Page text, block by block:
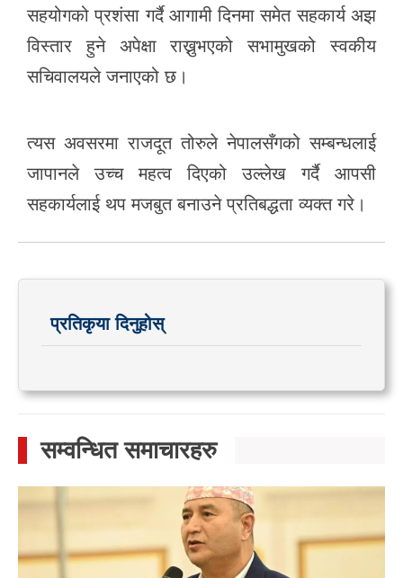
सहयोगको प्रशंसा गर्दै आगामी दिनमा समेत सहकार्य अझ
विस्तार हुने अपेक्षा राख्नुभएको सभामुखको स्वकीय
सचिवालयले जनाएको छ।
त्यस अवसरमा राजदूत तोरुले नेपालसँगको सम्बन्धलाई
जापानले उच्च महत्व दिएको उल्लेख गर्दै आपसी
सहकार्यलाई थप मजबुत बनाउने प्रतिबद्धता व्यक्त गरे।
प्रतिकृया दिनुहोस्
सम्वन्धित समाचारहरु